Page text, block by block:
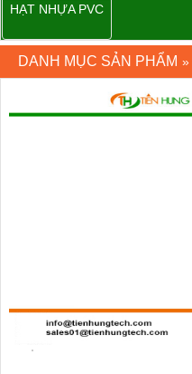
HẠT NHỰA PVC
DANH MỤC SẢN PHẨM »